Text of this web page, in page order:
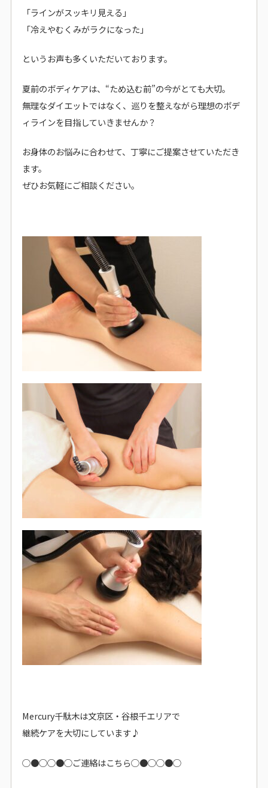
「ラインがスッキリ見える」
「冷えやむくみがラクになった」
というお声も多くいただいております。
夏前のボディケアは、“ため込む前”の今がとても大切。
無理なダイエットではなく、巡りを整えながら理想のボデ
ィラインを目指していきませんか？
お身体のお悩みに合わせて、丁寧にご提案させていただき
ます。
ぜひお気軽にご相談ください。
Mercury千駄木は文京区・谷根千エリアで
継続ケアを大切にしています♪
○●○○●○ご連絡はこちら○●○○●○